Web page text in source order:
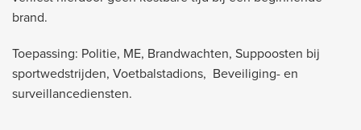
brand.
Toepassing: Politie, ME, Brandwachten, Suppoosten bij
sportwedstrijden, Voetbalstadions, Beveiliging- en
surveillancediensten.